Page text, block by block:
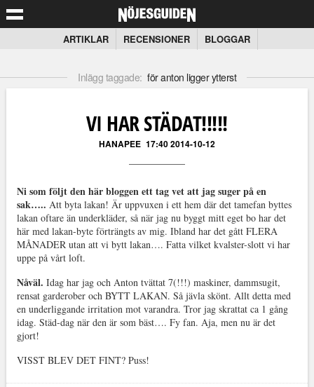
ARTIKLAR RECENSIONER BLOGGAR
Inlägg taggade: för anton ligger ytterst
VI HAR STÄDAT!!!!!
HANAPEE 17:40 2014-10-12
Ni som följt den här bloggen ett tag vet att jag suger på en
sak….. Att byta lakan! Är uppvuxen i ett hem där det tamefan byttes
lakan oftare än underkläder, så när jag nu byggt mitt eget bo har det
här med lakan-byte förträngts av mig. Ibland har det gått FLERA
MÅNADER utan att vi bytt lakan…. Fatta vilket kvalster-slott vi har
uppe på vårt loft.
Nåväl. Idag har jag och Anton tvättat 7(!!!) maskiner, dammsugit,
rensat garderober och BYTT LAKAN. Så jävla skönt. Allt detta med
en underliggande irritation mot varandra. Tror jag skrattat ca 1 gång
idag. Städ-dag när den är som bäst…. Fy fan. Aja, men nu är det
gjort!
VISST BLEV DET FINT? Puss!